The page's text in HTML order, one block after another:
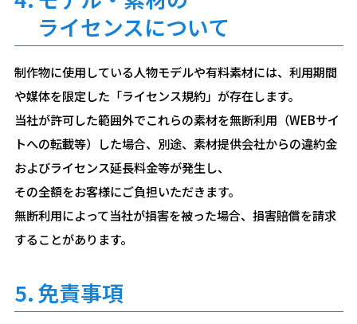
ライセンスについて
制作物に使用している人物モデルや有料素材には、利用期間
や媒体を限定した「ライセンス規約」が存在します。
当社が許可した範囲外でこれらの素材を無断利用（WEBサイ
トへの転載等）した場合、別途、素材提供会社からの違約金
およびライセンス延長料金等が発生し、
その全額をお客様にご負担いただきます。
無断利用によって当社が損害を被った場合、損害賠償を請求
することがあります。
5.免責事項